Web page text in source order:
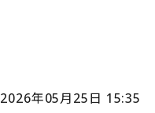
2026年05月25日 15:35